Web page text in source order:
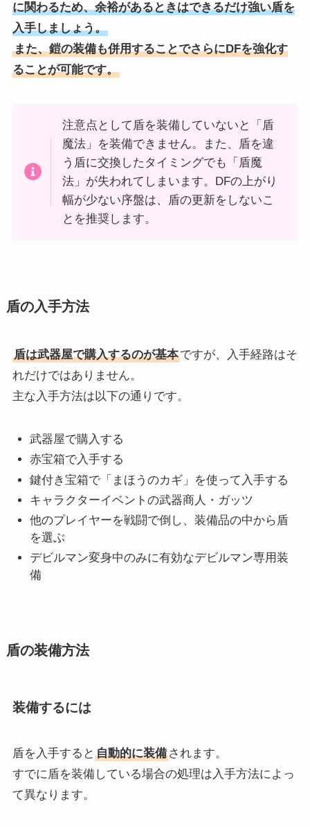
に関わるため、余裕があるときはできるだけ強い盾を
入手しましょう。
また、鎧の装備も併用することでさらにDFを強化す
ることが可能です。
注意点として盾を装備していないと「盾
魔法」を装備できません。また、盾を違
う盾に交換したタイミングでも「盾魔
法」が失われてしまいます。DFの上がり
幅が少ない序盤は、盾の更新をしないこ
とを推奨します。
盾の入手方法
盾は武器屋で購入するのが基本ですが、入手経路はそ
れだけではありません。
主な入手方法は以下の通りです。
武器屋で購入する
赤宝箱で入手する
鍵付き宝箱で「まほうのカギ」を使って入手する
キャラクターイベントの武器商人・ガッツ
他のプレイヤーを戦闘で倒し、装備品の中から盾
を選ぶ
デビルマン変身中のみに有効なデビルマン専用装
備
盾の装備方法
装備するには
盾を入手すると 自動的に装備されます。
すでに盾を装備している場合の処理は入手方法によっ
て異なります。